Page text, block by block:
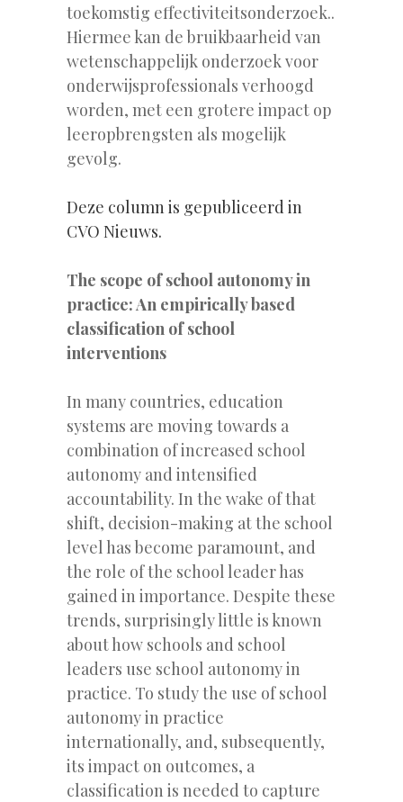
toekomstig effectiviteitsonderzoek..
Hiermee kan de bruikbaarheid van
wetenschappelijk onderzoek voor
onderwijsprofessionals verhoogd
worden, met een grotere impact op
leeropbrengsten als mogelijk
gevolg.
Deze column is gepubliceerd in
CVO Nieuws.
The scope of school autonomy in
practice: An empirically based
classification of school
interventions
In many countries, education
systems are moving towards a
combination of increased school
autonomy and intensified
accountability. In the wake of that
shift, decision-making at the school
level has become paramount, and
the role of the school leader has
gained in importance. Despite these
trends, surprisingly little is known
about how schools and school
leaders use school autonomy in
practice. To study the use of school
autonomy in practice
internationally, and, subsequently,
its impact on outcomes, a
classification is needed to capture